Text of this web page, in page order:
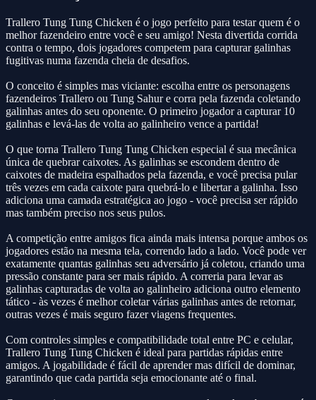
Trallero Tung Tung Chicken é o jogo perfeito para testar quem é o
melhor fazendeiro entre você e seu amigo! Nesta divertida corrida
contra o tempo, dois jogadores competem para capturar galinhas
fugitivas numa fazenda cheia de desafios.
O conceito é simples mas viciante: escolha entre os personagens
fazendeiros Trallero ou Tung Sahur e corra pela fazenda coletando
galinhas antes do seu oponente. O primeiro jogador a capturar 10
galinhas e levá-las de volta ao galinheiro vence a partida!
O que torna Trallero Tung Tung Chicken especial é sua mecânica
única de quebrar caixotes. As galinhas se escondem dentro de
caixotes de madeira espalhados pela fazenda, e você precisa pular
três vezes em cada caixote para quebrá-lo e libertar a galinha. Isso
adiciona uma camada estratégica ao jogo - você precisa ser rápido
mas também preciso nos seus pulos.
A competição entre amigos fica ainda mais intensa porque ambos os
jogadores estão na mesma tela, correndo lado a lado. Você pode ver
exatamente quantas galinhas seu adversário já coletou, criando uma
pressão constante para ser mais rápido. A correria para levar as
galinhas capturadas de volta ao galinheiro adiciona outro elemento
tático - às vezes é melhor coletar várias galinhas antes de retornar,
outras vezes é mais seguro fazer viagens frequentes.
Com controles simples e compatibilidade total entre PC e celular,
Trallero Tung Tung Chicken é ideal para partidas rápidas entre
amigos. A jogabilidade é fácil de aprender mas difícil de dominar,
garantindo que cada partida seja emocionante até o final.